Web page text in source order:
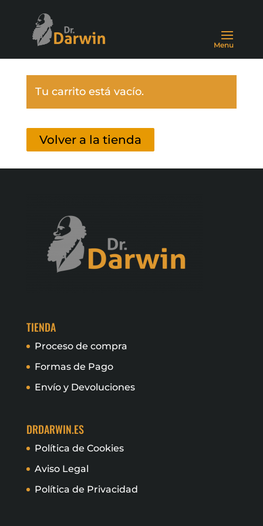
Tu carrito está vacío.
Volver a la tienda
TIENDA
Proceso de compra
Formas de Pago
Envío y Devoluciones
DRDARWIN.ES
Política de Cookies
Aviso Legal
Política de Privacidad